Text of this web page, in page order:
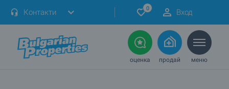
Контакти 0 Вход
оценка продай меню